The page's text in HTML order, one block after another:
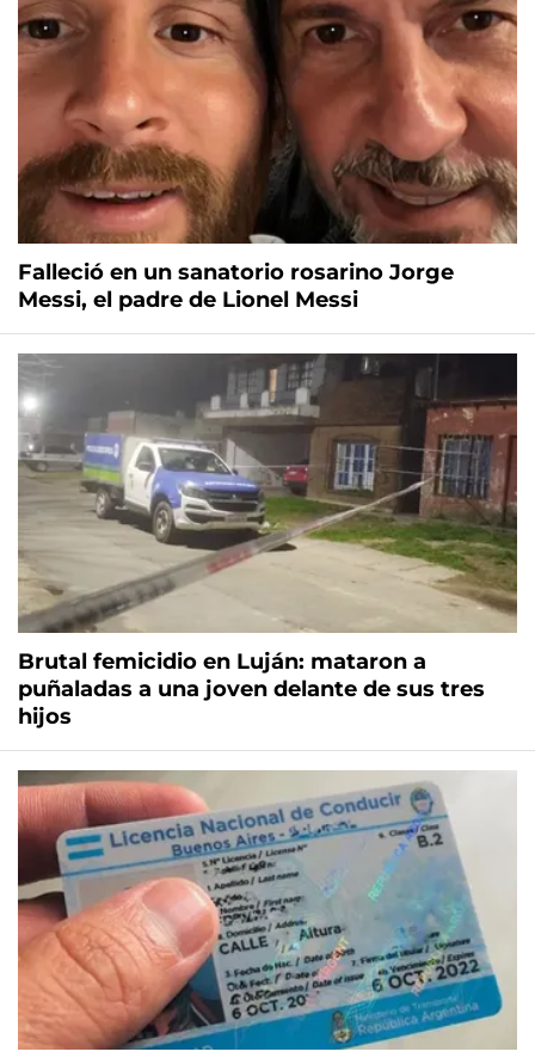
Falleció en un sanatorio rosarino Jorge
Messi, el padre de Lionel Messi
Brutal femicidio en Luján: mataron a
puñaladas a una joven delante de sus tres
hijos